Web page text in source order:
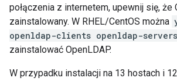
połączenia z internetem, upewnij się, że
zainstalowany. W RHEL/CentOS można
openldap-clients openldap-servers
zainstalować OpenLDAP.
W przypadku instalacji na 13 hostach i